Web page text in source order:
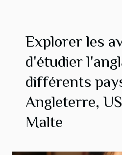
Explorer les
d'étudier
différents
Angleterre,
Malte